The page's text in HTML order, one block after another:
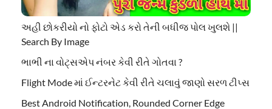
અહી છોકરીયો નો ફોટો એડ કરો તેની બધીજ પોલ ખુલશે ||
Search By Image
ભાભી ના વોટ્સએપ નંબર કેવી રીતે ગોતવા ?
Flight Mode માં ઈન્ટરનેટ કેવી રીતે ચલાવું જાણો સરળ ટીપ્સ
Best Android Notification, Rounded Corner Edge